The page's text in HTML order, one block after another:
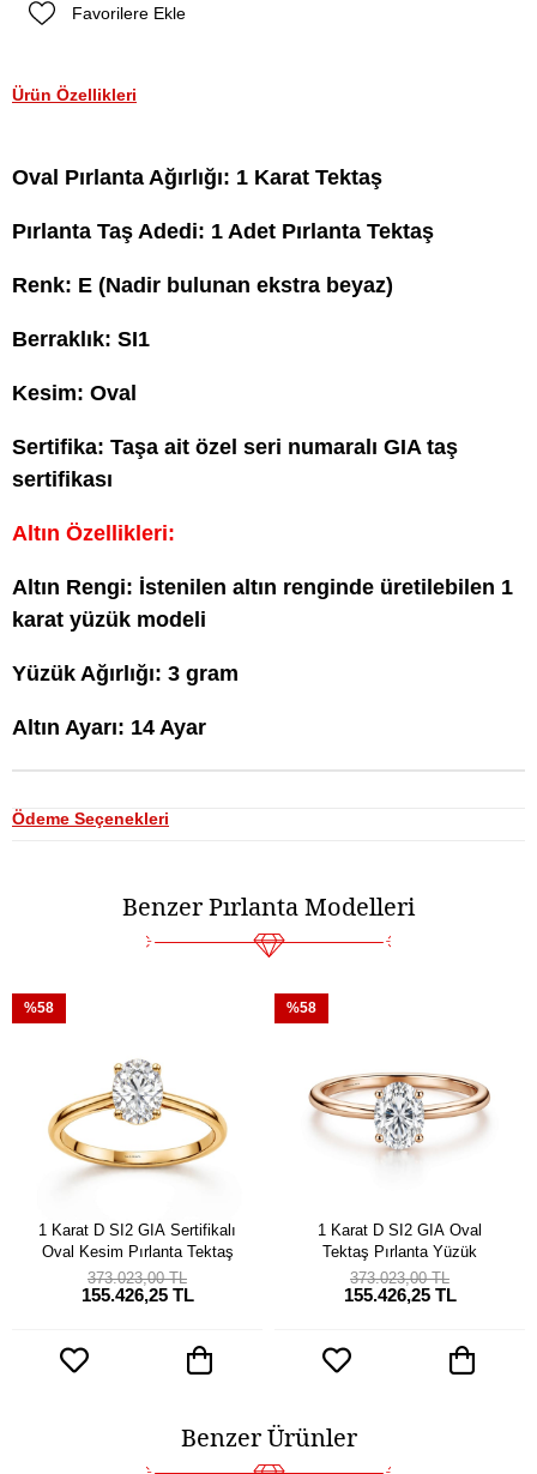
Favorilere Ekle
Ürün Özellikleri
Oval Pırlanta Ağırlığı: 1 Karat Tektaş
Pırlanta Taş Adedi: 1 Adet Pırlanta Tektaş
Renk: E (Nadir bulunan ekstra beyaz)
Berraklık: SI1
Kesim: Oval
Sertifika: Taşa ait özel seri numaralı GIA taş
sertifikası
Altın Özellikleri:
Altın Rengi: İstenilen altın renginde üretilebilen 1
karat yüzük modeli
Yüzük Ağırlığı: 3 gram
Altın Ayarı: 14 Ayar
Ödeme Seçenekleri
Benzer Pırlanta Modelleri
1 Karat D SI2 GIA Sertifikalı
Oval Kesim Pırlanta Tektaş
155.426,25 TL
373.023,00 TL
%58
1 Karat D SI2 GIA Oval
Tektaş Pırlanta Yüzük
155.426,25 TL
373.023,00 TL
%58
Benzer Ürünler